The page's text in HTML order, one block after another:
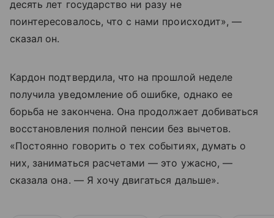
десять лет государство ни разу не
поинтересовалось, что с нами происходит», —
сказал он.
Кардон подтвердила, что на прошлой неделе
получила уведомление об ошибке, однако ее
борьба не закончена. Она продолжает добиваться
восстановления полной пенсии без вычетов.
«Постоянно говорить о тех событиях, думать о
них, заниматься расчетами — это ужасно, —
сказала она. — Я хочу двигаться дальше».